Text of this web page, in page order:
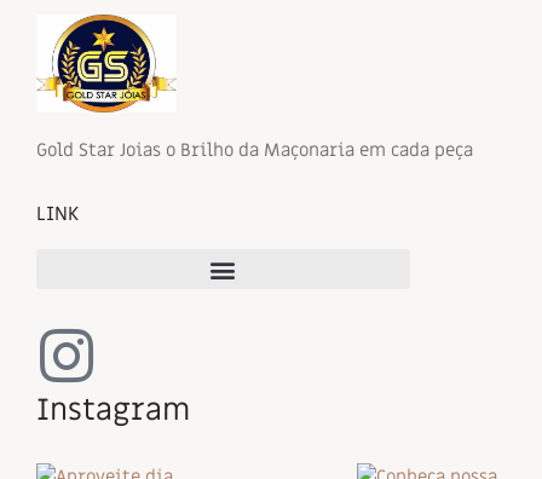
Gold Star Joias o Brilho da Maçonaria em cada peça
LINK
Instagram